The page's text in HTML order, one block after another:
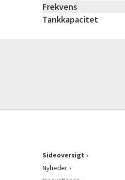
Frekvens
Tankkapacitet
Sideoversigt
Nyheder